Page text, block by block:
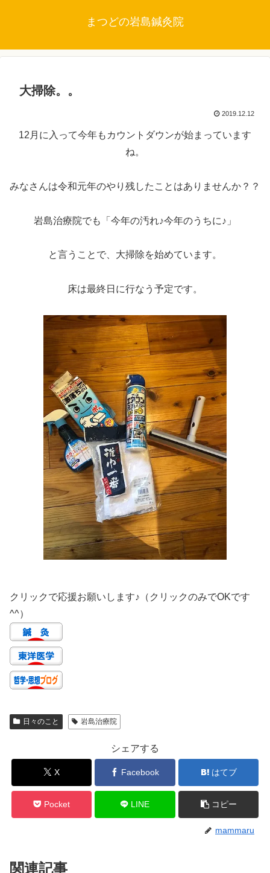
まつどの岩島鍼灸院
大掃除。。
2019.12.12
12月に入って今年もカウントダウンが始まっています
ね。
みなさんは令和元年のやり残したことはありませんか？？
岩島治療院でも「今年の汚れ♪今年のうちに♪」
と言うことで、大掃除を始めています。
床は最終日に行なう予定です。
クリックで応援お願いします♪（クリックのみでOKです
^^）
日々のこと 岩島治療院
シェアする
X Facebook はてブ
Pocket LINE コピー
mammaru
関連記事